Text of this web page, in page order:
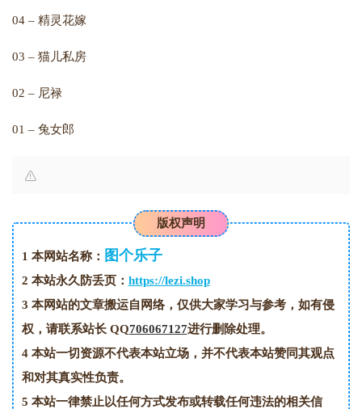
04 – 精灵花嫁
03 – 猫儿私房
02 – 尼禄
01 – 兔女郎
版权声明
1 本网站名称： 图个乐子
2 本站永久防丢页： https://lezi.shop
3 本网站的文章搬运自网络，仅供大家学习与参考，如有侵
权，请联系站长 QQ706067127进行删除处理。
4本站一切资源不代表本站立场，并不代表本站赞同其观点
和对其真实性负责。
5 本站一律禁止以任何方式发布或转载任何违法的相关信